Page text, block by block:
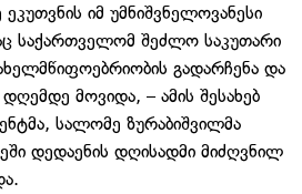
იმ უმნიშვნელოვანესი
საქართველომ შეძლო საკუთარი
გადარჩენა და
მოვიდა, – ამის შესახებ
სალომე ზურაბიშვილმა
დედაენის დღისადმი მიძღვნილ